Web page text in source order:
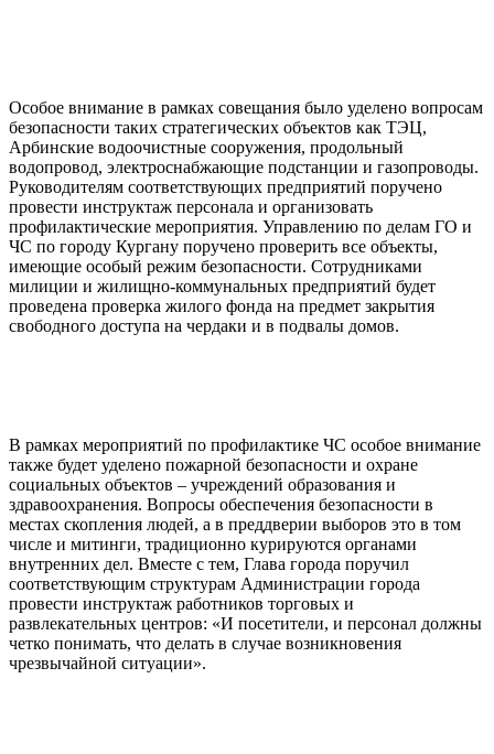
Особое внимание в рамках совещания было уделено вопросам
безопасности таких стратегических объектов как ТЭЦ,
Арбинские водоочистные сооружения, продольный
водопровод, электроснабжающие подстанции и газопроводы.
Руководителям соответствующих предприятий поручено
провести инструктаж персонала и организовать
профилактические мероприятия. Управлению по делам ГО и
ЧС по городу Кургану поручено проверить все объекты,
имеющие особый режим безопасности. Сотрудниками
милиции и жилищно-коммунальных предприятий будет
проведена проверка жилого фонда на предмет закрытия
свободного доступа на чердаки и в подвалы домов.
В рамках мероприятий по профилактике ЧС особое внимание
также будет уделено пожарной безопасности и охране
социальных объектов – учреждений образования и
здравоохранения. Вопросы обеспечения безопасности в
местах скопления людей, а в преддверии выборов это в том
числе и митинги, традиционно курируются органами
внутренних дел. Вместе с тем, Глава города поручил
соответствующим структурам Администрации города
провести инструктаж работников торговых и
развлекательных центров: «И посетители, и персонал должны
четко понимать, что делать в случае возникновения
чрезвычайной ситуации».